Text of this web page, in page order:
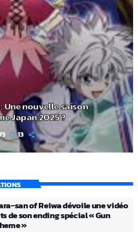
Une nouvelle saison
Japan 2025 ?
13
san of Reiwa dévoile une vidéo
de son ending spécial « Gun
»